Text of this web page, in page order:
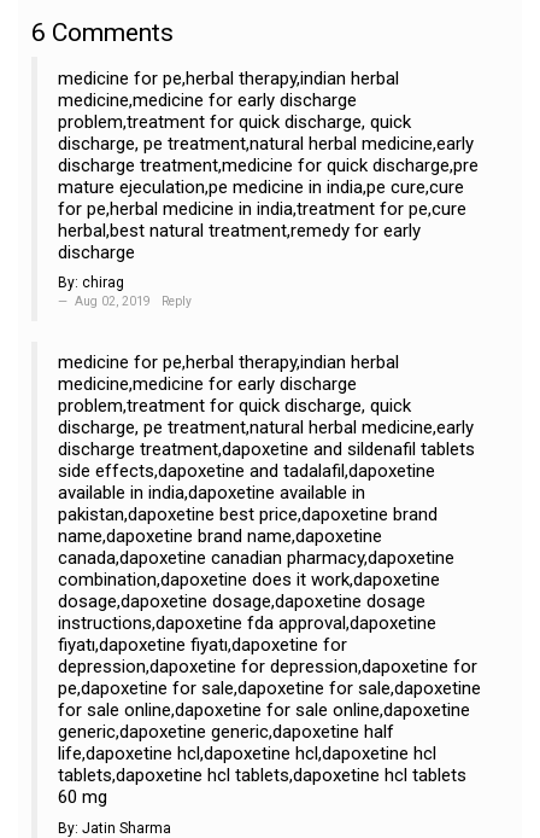
6 Comments
medicine for pe,herbal therapy,indian herbal
medicine,medicine for early discharge
problem,treatment for quick discharge, quick
discharge, pe treatment,natural herbal medicine,early
discharge treatment,medicine for quick discharge,pre
mature ejeculation,pe medicine in india,pe cure,cure
for pe,herbal medicine in india,treatment for pe,cure
herbal,best natural treatment,remedy for early
discharge
By: chirag
Aug 02, 2019 Reply
medicine for pe,herbal therapy,indian herbal
medicine,medicine for early discharge
problem,treatment for quick discharge, quick
discharge, pe treatment,natural herbal medicine,early
discharge treatment,dapoxetine and sildenafil tablets
side effects,dapoxetine and tadalafil,dapoxetine
available in india,dapoxetine available in
pakistan,dapoxetine best price,dapoxetine brand
name,dapoxetine brand name,dapoxetine
canada,dapoxetine canadian pharmacy,dapoxetine
combination,dapoxetine does it work,dapoxetine
dosage,dapoxetine dosage,dapoxetine dosage
instructions,dapoxetine fda approval,dapoxetine
fiyatı,dapoxetine fiyatı,dapoxetine for
depression,dapoxetine for depression,dapoxetine for
pe,dapoxetine for sale,dapoxetine for sale,dapoxetine
for sale online,dapoxetine for sale online,dapoxetine
generic,dapoxetine generic,dapoxetine half
life,dapoxetine hcl,dapoxetine hcl,dapoxetine hcl
tablets,dapoxetine hcl tablets,dapoxetine hcl tablets
60 mg
By: Jatin Sharma